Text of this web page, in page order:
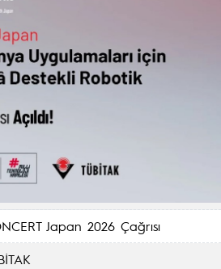
Japan 2026 Çağrısı